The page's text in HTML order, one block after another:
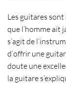
Les guitares sont
que l’homme ait
s’agit de l’
d’offrir une
doute une
la guitare